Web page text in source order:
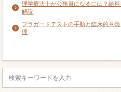
理学療法士が公務員になるには？給
解説
ブラガードテストの手順と臨床的意
理